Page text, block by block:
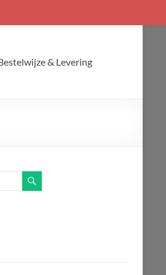
& Levering